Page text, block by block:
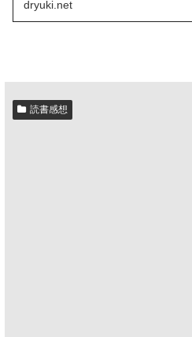
dryuki.net
読書感想